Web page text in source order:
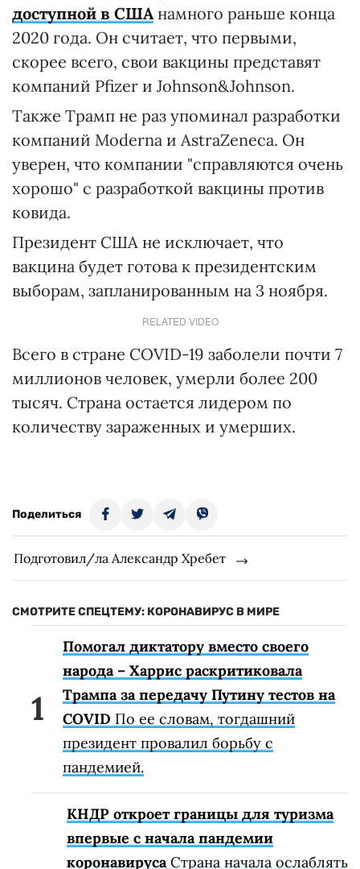
доступной в СШАнамного раньше конца
2020 года. Он считает, что первыми,
скорее всего, свои вакцины представят
компаний Pfizer и Johnson&Johnson.
Также Трамп не раз упоминал разработки
компаний Moderna и AstraZeneca. Он
уверен, что компании "справляются очень
хорошо" с разработкой вакцины против
ковида.
Президент США не исключает, что
вакцина будет готова к президентским
выборам, запланированным на 3 ноября.
RELATED VIDEO
Всего в стране COVID-19 заболели почти 7
миллионов человек, умерли более 200
тысяч. Страна остается лидером по
количеству зараженных и умерших.
Поделиться
Подготовил/ла Александр Хребет
СМОТРИТЕ СПЕЦТЕМУ: КОРОНАВИРУС В МИРЕ
Помогал диктатору вместо своего
народа – Харрис раскритиковала
Трампа за передачу Путину тестов на
COVID По ее словам, тогдашний
президент провалил борьбу с
пандемией.
КНДР откроет границы для туризма
впервые с начала пандемии
коронавирусаСтрана начала ослаблять